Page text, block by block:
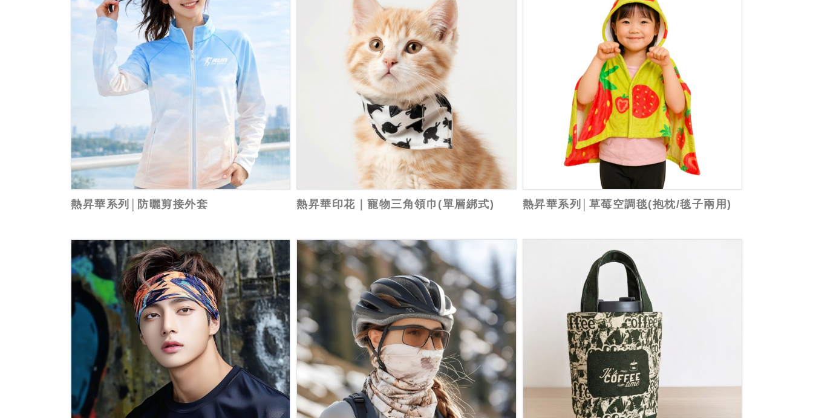
熱昇華系列│防曬剪接外套 熱昇華印花｜寵物三角領巾(單層綁式) 熱昇華系列│草莓空調毯(抱枕/毯子兩用)